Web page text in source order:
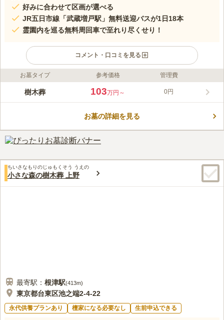
好みに合わせて区画が選べる
JR五日市線「武蔵増戸駅」無料送迎バスが1日18本
霊園内を巡る無料周回車で至れり尽くせり！
コメント・口コミを見る
ライフドット編集部のコメント
八王子市にある上川霊園は、西東京バス「上川霊園」バス停下車
徒歩約5分にある、雄大な自然が数多く残る地に昭和47年に開園
境に恵まれています。また、エントランスを抜けるとすぐに、法
室、休憩室や会食室があり、法事の際に便利です。総面積22万㎡
を超える広大な敷地内には、欧風庭園のようなエリア「ヴェルデ
着いたエリア、完全バリアフリーで駐車場に隣接した便利な「15
区2番」・「15区3番」エリア、抜群の眺望を誇る「みはらしの
丘」エリア、ガーデニングが美しい「庭園墓地」エリア、など多
口コミ評価
30代男性
武蔵増戸駅周辺にスーパーやコンビニ等が多少はあるが、霊園周
辺はほとんど何も無いといってもいいくらい店は無い。霊園に大きな待合
スペースや食事が取れるスペースがある。
口コミの続きを読む
お墓タイプ 参考価格 管理費
樹木葬 103万円～ 0円
お墓の詳細を見る
ちいさなもりのじゅもくそう うえの
小さな森の樹木葬 上野
最寄駅： 根津駅(413m)
東京都台東区池之端2-4-22
永代供養プランあり 檀家になる必要なし 生前申込できる